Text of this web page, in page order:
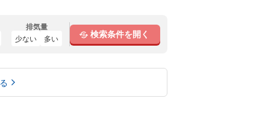
排気量
少ない 多い 検索条件を開く